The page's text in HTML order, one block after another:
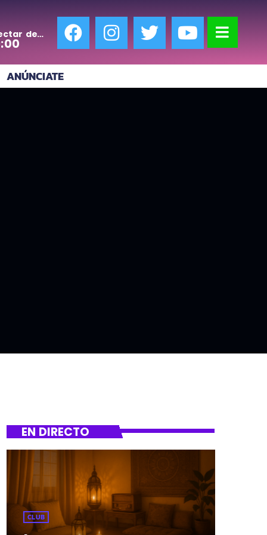
de
ANÚNCIATE
EN DIRECTO
CLUB